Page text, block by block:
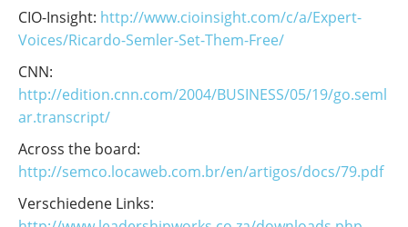
CIO-Insight: http://www.cioinsight.com/c/a/Expert-
Voices/Ricardo-Semler-Set-Them-Free/
CNN:
http://edition.cnn.com/2004/BUSINESS/05/19/go.seml
ar.transcript/
Across the board:
http://semco.locaweb.com.br/en/artigos/docs/79.pdf
Verschiedene Links: